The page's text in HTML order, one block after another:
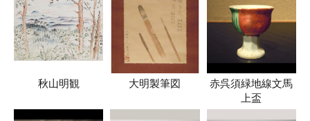
秋山明観 大明製筆図
赤呉須緑地線文馬
上盃